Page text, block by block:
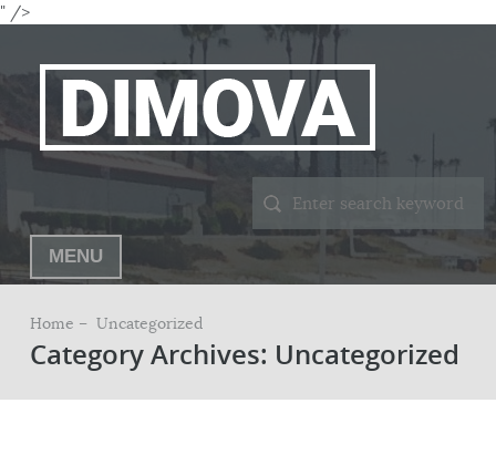
" />
MENU
Home – Uncategorized
Category Archives: Uncategorized